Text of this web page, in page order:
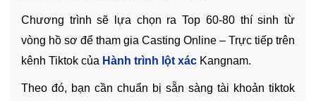
Chương trình sẽ lựa chọn ra Top 60-80 thí sinh từ
vòng hồ sơ để tham gia Casting Online – Trực tiếp trên
kênh Tiktok của Hành trình lột xác Kangnam.
Theo đó, bạn cần chuẩn bị sẵn sàng tài khoản tiktok